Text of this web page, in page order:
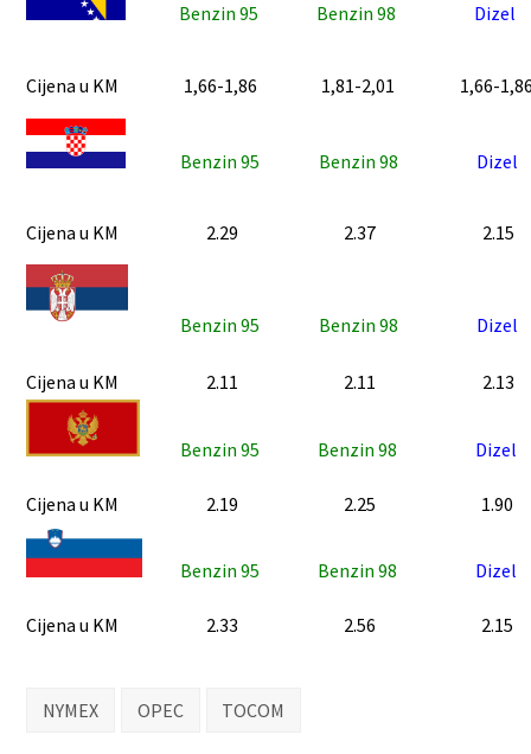
Benzin 95 Benzin 98 Dizel
Cijena u KM 1,66-1,86 1,81-2,01 1,66-
Benzin 95 Benzin 98 Dizel
Cijena u KM 2.29 2.37 2.15
Benzin 95 Benzin 98 Dizel
Cijena u KM 2.11 2.11 2.13
Benzin 95 Benzin 98 Dizel
Cijena u KM 2.19 2.25 1.90
Benzin 95 Benzin 98 Dizel
Cijena u KM 2.33 2.56 2.15
NYMEX OPEC TOCOM